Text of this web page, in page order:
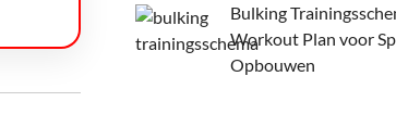
Bulking
Workout Plan voor
Opbouwen